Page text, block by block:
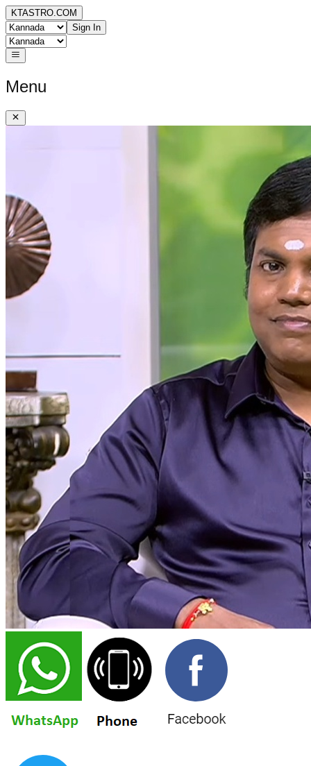
KTASTRO.COM
Sign In
Menu